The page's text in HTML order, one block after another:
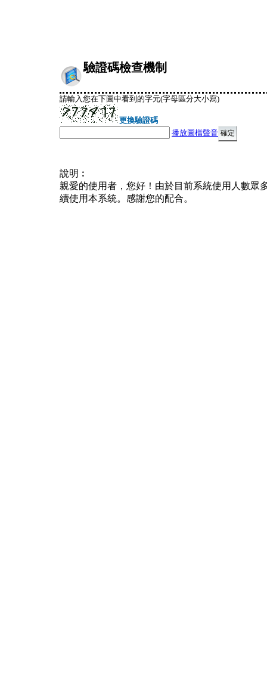
驗證碼檢查機制
請輸入您在下圖中看到的字元(字母區分大小寫)
更換驗證碼
播放圖檔聲音
說明︰
親愛的使用者，您好！由於目前系統使用人數眾
續使用本系統。感謝您的配合。